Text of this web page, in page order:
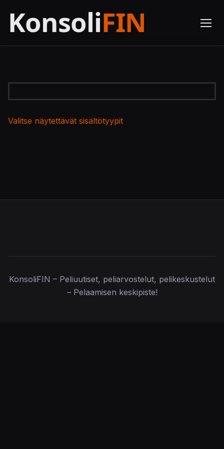
Valitse näytettävät sisältötyypit
KonsoliFIN – Peliuutiset, peliarvostelut, pelikeskustelut
– Pelaamisen keskipiste!